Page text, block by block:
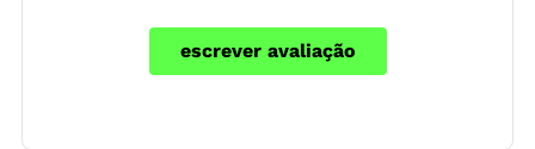
escrever avaliação